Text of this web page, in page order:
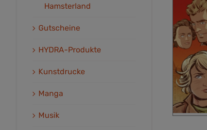
Hamsterland
Gutscheine
HYDRA-Produkte
Kunstdrucke
Manga
Musik